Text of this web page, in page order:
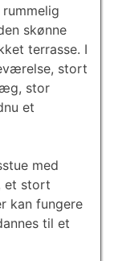
skønne
terrasse. I
stort
stor
et
med
et stort
kan fungere
til et